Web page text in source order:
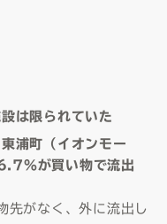
は限られていた
東浦町（イオンモー
が買い物で流出
先がなく、外に流出し